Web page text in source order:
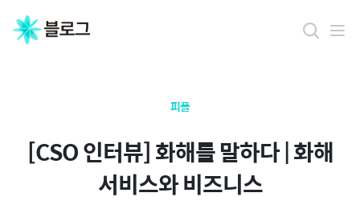
피플
[CSO 인터뷰] 화해를 말하다 | 화해
서비스와 비즈니스